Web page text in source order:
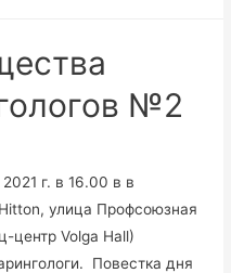
№2
г. в 16.00 в в
улица Профсоюзная
центр Volga Hall)
Повестка дня